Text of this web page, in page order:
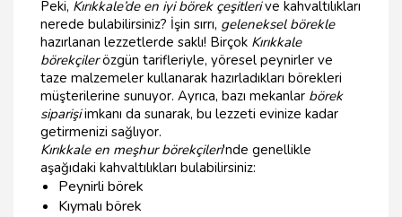
Peki, Kırıkkale’de en iyi börek çeşitlerive kahvaltılıkları
nerede bulabilirsiniz? İşin sırrı, geleneksel börekle
hazırlanan lezzetlerde saklı! Birçok Kırıkkale
börekçilerözgün tarifleriyle, yöresel peynirler ve
taze malzemeler kullanarak hazırladıkları börekleri
müşterilerine sunuyor. Ayrıca, bazı mekanlar börek
siparişiimkanı da sunarak, bu lezzeti evinize kadar
getirmenizi sağlıyor.
Kırıkkale en meşhur börekçileri'nde genellikle
aşağıdaki kahvaltılıkları bulabilirsiniz:
Peynirli börek
Kıymalı börek